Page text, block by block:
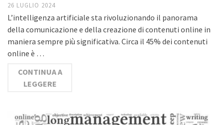
26 LUGLIO 2024
L’intelligenza artificiale sta rivoluzionando il panorama
della comunicazione e della creazione di contenuti online in
maniera sempre più significativa. Circa il 45% dei contenuti
online è …
CONTINUA A
LEGGERE